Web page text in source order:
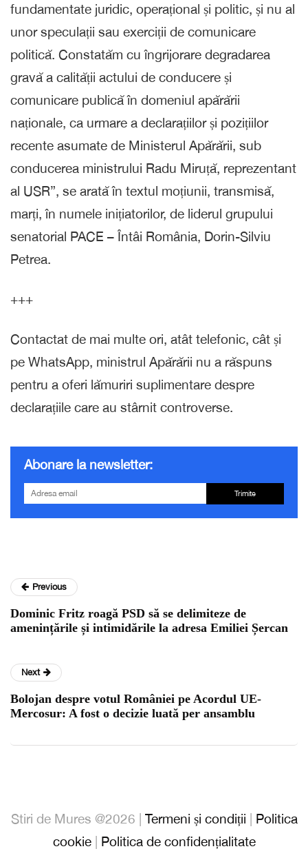
fundamentate juridic, operațional și politic, și nu al
unor speculații sau exerciții de comunicare
politică. Constatăm cu îngrijorare degradarea
gravă a calității actului de conducere și
comunicare publică în domeniul apărării
naționale, ca urmare a declarațiilor și pozițiilor
recente asumate de Ministerul Apărării, sub
conducerea ministrului Radu Miruță, reprezentant
al USR”, se arată în textul moțiunii, transmisă,
marți, în numele inițiatorilor, de liderul grupului
senatorial PACE – Întâi România, Dorin-Silviu
Petrea.
+++
Contactat de mai multe ori, atât telefonic, cât și
pe WhatsApp, ministrul Apărării nu a răspuns
pentru a oferi lămuriri suplimentare despre
declarațiile care au stârnit controverse.
Abonare la newsletter:
Trimite
Previous
Dominic Fritz roagă PSD să se delimiteze de
amenințările și intimidările la adresa Emiliei Șercan
Next
Bolojan despre votul României pe Acordul UE-
Mercosur: A fost o decizie luată per ansamblu
Stiri de Mures @2026 | Termeni și condiții
Politica
cookie| Politica de confidențialitate